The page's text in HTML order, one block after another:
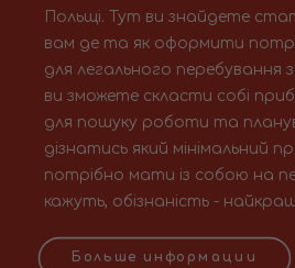
Польщі. Тут ви знайдете
вам де та як оформити
для легального перебування
ви зможете скласти собі
для пошуку роботи та
дізнатись який мінімальний
потрібно мати із собою на
кажуть, обізнаність -
Больше информации